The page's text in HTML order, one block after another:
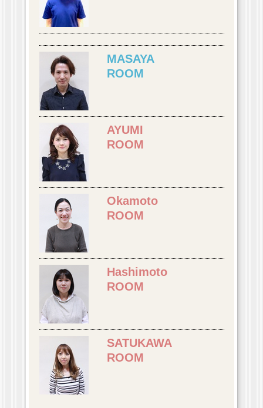
MASAYA
ROOM
AYUMI
ROOM
Okamoto
ROOM
Hashimoto
ROOM
SATUKAWA
ROOM